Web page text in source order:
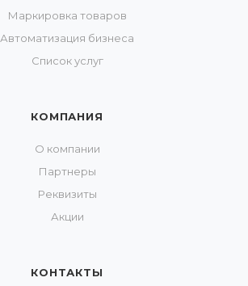
Маркировка товаров
Автоматизация бизнеса
Список услуг
КОМПАНИЯ
О компании
Партнеры
Реквизиты
Акции
КОНТАКТЫ